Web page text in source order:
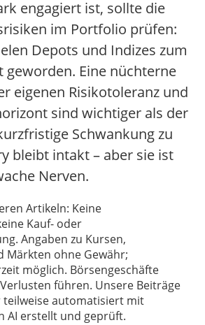
engagiert ist, sollte die
im Portfolio prüfen:
Depots und Indizes zum
geworden. Eine nüchterne
eigenen Risikotoleranz und
sind wichtiger als der
Schwankung zu
bleibt intakt – aber sie ist
Nerven.
Artikeln: Keine
Kauf- oder
Angaben zu Kursen,
Märkten ohne Gewähr;
möglich. Börsengeschäfte
führen. Unsere Beiträge
teilweise automatisiert mit
AI erstellt und geprüft.